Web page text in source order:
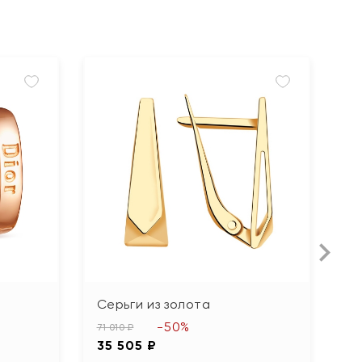
Серьги из золота
71 010 ₽
35 505 ₽
-50%